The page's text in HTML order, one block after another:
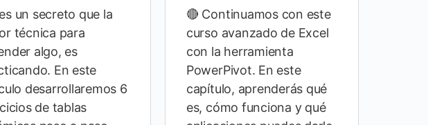
un secreto que la
técnica para
algo, es
En este
desarrollaremos 6
de tablas
🔴 Continuamos con este
curso avanzado de Excel
con la herramienta
PowerPivot. En este
capítulo, aprenderás qué
es, cómo funciona y qué